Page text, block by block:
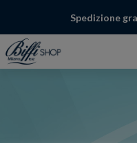
Spedizione